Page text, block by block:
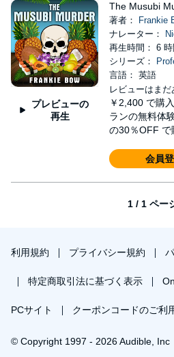
プレビューの
再生
The Musubi
著者：
Frankie
ナレーター：
再生時間： 6
シリーズ：
言語： 英語
レビューはまだ
￥2,400 で購
ランの無料体
の30％OFF で
会員
1 / 1 ペー
利用規約 プライバシー規約
特定商取引法に基づく表示
PCサイト クーポンコードのご利
© Copyright 1997 - 2026 Audible, Inc